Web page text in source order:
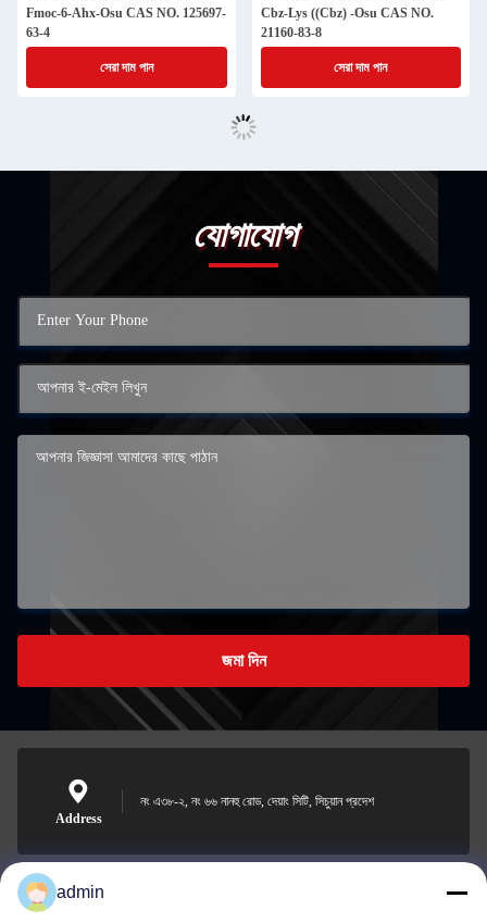
Fmoc-6-Ahx-Osu CAS NO. 125697-
63-4
সেরা দাম পান
Cbz-Lys ((Cbz) -Osu CAS NO.
21160-83-8
সেরা দাম পান
যোগাযোগ
জমা দিন
Address
নং এ৩৮-২, নং ৬৬ নানহু রোড, দেয়াং সিটি, সিচুয়ান প্রদেশ
admin